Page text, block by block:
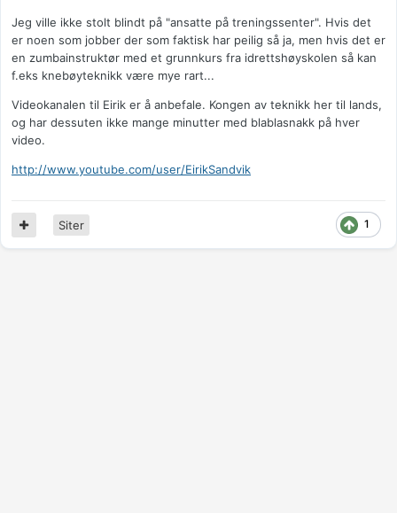
Jeg ville ikke stolt blindt på "ansatte på treningssenter". Hvis det
er noen som jobber der som faktisk har peilig så ja, men hvis det er
en zumbainstruktør med et grunnkurs fra idrettshøyskolen så kan
f.eks knebøyteknikk være mye rart...
Videokanalen til Eirik er å anbefale. Kongen av teknikk her til lands,
og har dessuten ikke mange minutter med blablasnakk på hver
video.
http://www.youtube.com/user/EirikSandvik
1
Siter